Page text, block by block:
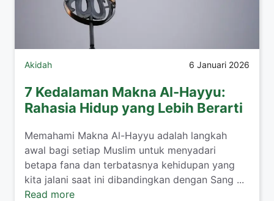
Akidah 6 Januari 2026
7 Kedalaman Makna Al-Hayyu:
Rahasia Hidup yang Lebih Berarti
Memahami Makna Al-Hayyu adalah langkah
awal bagi setiap Muslim untuk menyadari
betapa fana dan terbatasnya kehidupan yang
kita jalani saat ini dibandingkan dengan Sang ...
Read more